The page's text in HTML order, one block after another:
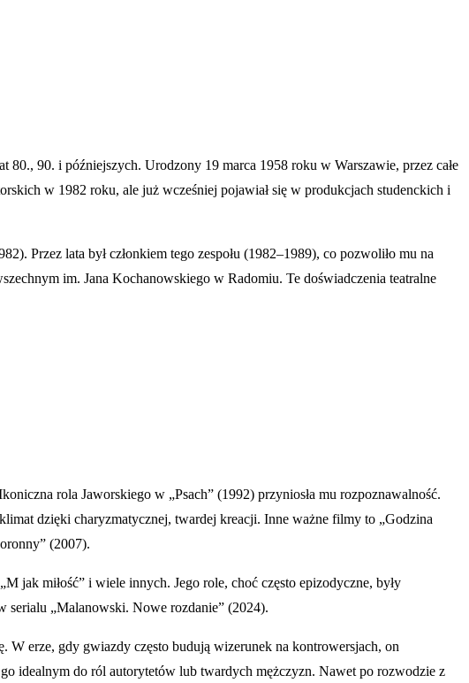
90. i późniejszych. Urodzony 19 marca 1958 roku w Warszawie, przez całe
w 1982 roku, ale już wcześniej pojawiał się w produkcjach studenckich i
Przez lata był członkiem tego zespołu (1982–1989), co pozwoliło mu na
im. Jana Kochanowskiego w Radomiu. Te doświadczenia teatralne
rola Jaworskiego w „Psach” (1992) przyniosła mu rozpoznawalność.
dzięki charyzmatycznej, twardej kreacji. Inne ważne filmy to „Godzina
(2007).
jak miłość” i wiele innych. Jego role, choć często epizodyczne, były
serialu „Malanowski. Nowe rozdanie” (2024).
W erze, gdy gwiazdy często budują wizerunek na kontrowersjach, on
idealnym do ról autorytetów lub twardych mężczyzn. Nawet po rozwodzie z